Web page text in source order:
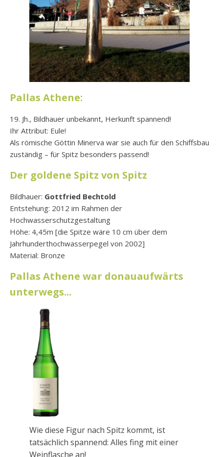
Pallas Athene:
19. Jh., Bildhauer unbekannt, Herkunft spannend!
Ihr Attribut: Eule!
Als römische Göttin Minerva war sie auch für den Schiffsbau
zuständig – für Spitz besonders passend!
Der goldene Spitz von Spitz
Bildhauer: Gottfried Bechtold
Entstehung: 2012 im Rahmen der
Hochwasserschutzgestaltung
Höhe: 4,45m [die Spitze wäre 10 cm über dem
Jahrhunderthochwasserpegel von 2002]
Material: Bronze
Pallas Athene war donauaufwärts
unterwegs...
Wie diese Figur nach Spitz kommt, ist
tatsächlich spannend: Alles fing mit einer
Weinflasche an!